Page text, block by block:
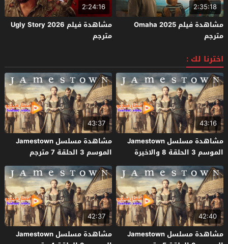
2:35:18
مشاهدة فيلم Omaha 2025
مترجم
2:24:16
مشاهدة فيلم Ugly Story 2026
مترجم
اخترنا لك :
43:16
مشاهدة مسلسل Jamestown
الموسم 3 الحلقة 8 والاخيرة
مترجم
43:37
مشاهدة مسلسل Jamestown
الموسم 3 الحلقة 7 مترجم
42:40
مشاهدة مسلسل Jamestown
42:37
مشاهدة مسلسل Jamestown